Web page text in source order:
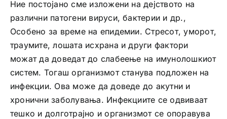
Ние постојано сме изложени на дејството на
различни патогени вируси, бактерии и др.,
Особено за време на епидемии. Стресот, уморот,
траумите, лошата исхрана и други фактори
можат да доведат до слабеење на имунолошкиот
систем. Тогаш организмот станува подложен на
инфекции. Ова може да доведе до акутни и
хронични заболувања. Инфекциите се одвиваат
тешко и долготрајно и организмот се опоравува